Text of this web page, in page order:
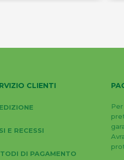
CLIENTI
E RECESSI
DI PAGAMENTO